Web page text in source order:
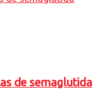
de semaglutida